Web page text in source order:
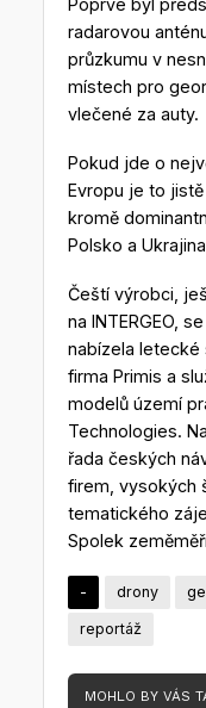
Poprvé byl
radarovou
průzkumu v
místech pro
vlečené za auty.
Pokud jde o
Evropu je to
kromě
Polsko a
Čeští výrobci,
na INTERGEO,
nabízela letecké
firma Primis a
modelů území
Technologies.
řada českých
firem, vysokých
tematického
Spolek
- drony
reportáž
MOHLO BY VÁS